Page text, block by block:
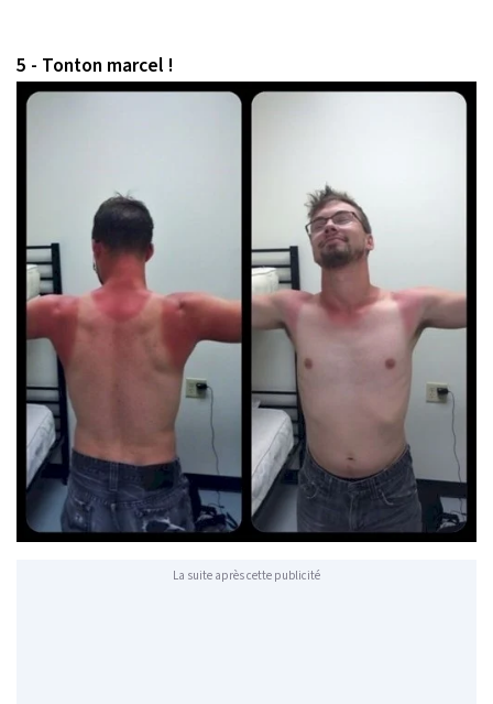
5 - Tonton marcel !
La suite après cette publicité